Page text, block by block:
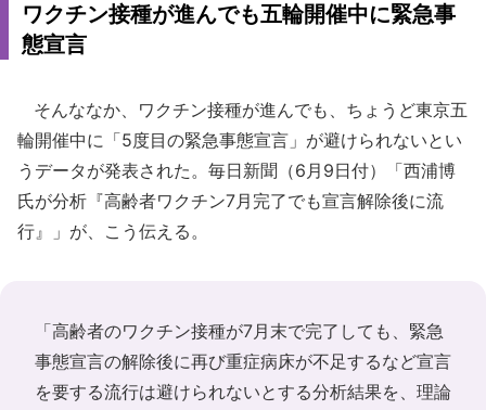
ワクチン接種が進んでも五輪開催中に緊急事
態宣言
そんななか、ワクチン接種が進んでも、ちょうど東京五
輪開催中に「5度目の緊急事態宣言」が避けられないとい
うデータが発表された。毎日新聞（6月9日付）「西浦博
氏が分析『高齢者ワクチン7月完了でも宣言解除後に流
行』」が、こう伝える。
「高齢者のワクチン接種が7月末で完了しても、緊急
事態宣言の解除後に再び重症病床が不足するなど宣言
を要する流行は避けられないとする分析結果を、理論